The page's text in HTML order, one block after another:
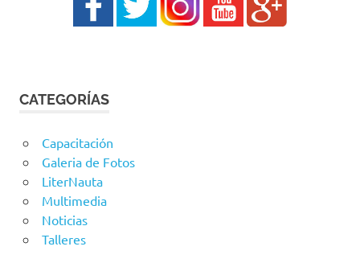
CATEGORÍAS
Capacitación
Galeria de Fotos
LiterNauta
Multimedia
Noticias
Talleres